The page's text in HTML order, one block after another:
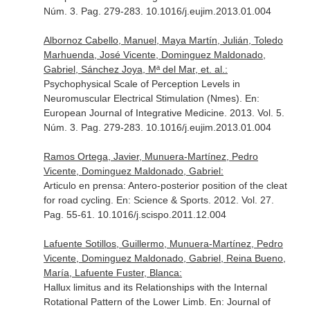
Núm. 3. Pag. 279-283. 10.1016/j.eujim.2013.01.004
Albornoz Cabello, Manuel, Maya Martín, Julián, Toledo
Marhuenda, José Vicente, Dominguez Maldonado,
Gabriel, Sánchez Joya, Mª del Mar, et. al.:
Psychophysical Scale of Perception Levels in
Neuromuscular Electrical Stimulation (Nmes). En:
European Journal of Integrative Medicine. 2013. Vol. 5.
Núm. 3. Pag. 279-283. 10.1016/j.eujim.2013.01.004
Ramos Ortega, Javier, Munuera-Martínez, Pedro
Vicente, Dominguez Maldonado, Gabriel:
Articulo en prensa: Antero-posterior position of the cleat
for road cycling. En: Science & Sports. 2012. Vol. 27.
Pag. 55-61. 10.1016/j.scispo.2011.12.004
Lafuente Sotillos, Guillermo, Munuera-Martínez, Pedro
Vicente, Dominguez Maldonado, Gabriel, Reina Bueno,
María, Lafuente Fuster, Blanca:
Hallux limitus and its Relationships with the Internal
Rotational Pattern of the Lower Limb. En: Journal of